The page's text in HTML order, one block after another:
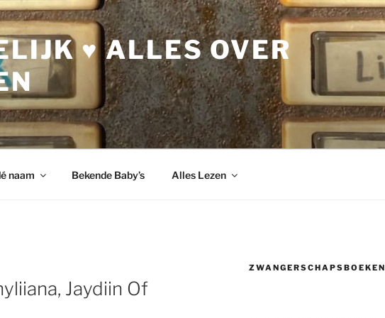
♥ ALLES OVER
naam Bekende Baby’s Alles Lezen
Jaydiin Of
ZWANGERSCHAPSBOEKEN